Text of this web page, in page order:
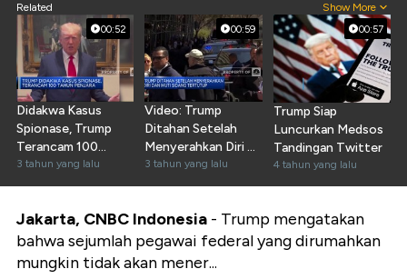
Related Show More
00:52
Didakwa Kasus
Spionase, Trump
Terancam 100
Tahun Penjara
3 tahun yang lalu
00:59
Video: Trump
Ditahan Setelah
Menyerahkan Diri &
Ikuti Sidang
3 tahun yang lalu
00:57
Trump Siap
Luncurkan Medsos
Tandingan Twitter
4 tahun yang lalu
Jakarta, CNBC Indonesia - Trump mengatakan
bahwa sejumlah pegawai federal yang dirumahkan
mungkin tidak akan mener...